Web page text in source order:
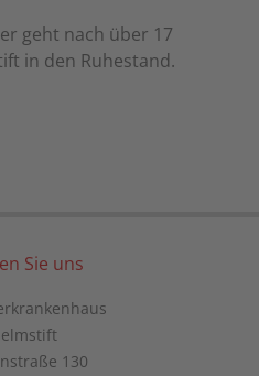
geht nach über 17
in den Ruhestand.
Sie uns
130